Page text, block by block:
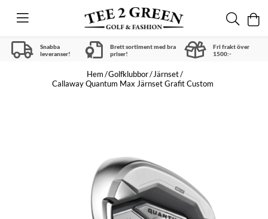
Snabba
leveranser!
Brett sortiment med bra
priser!
Fri frakt över
1500:-
Hem Golfklubbor
Järnset
Callaway Quantum Max Järnset Grafit Custom